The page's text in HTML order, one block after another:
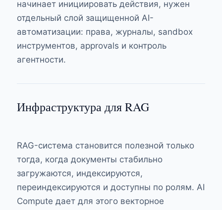
начинает инициировать действия, нужен
отдельный слой защищенной AI-
автоматизации: права, журналы, sandbox
инструментов, approvals и контроль
агентности.
Инфраструктура для RAG
RAG-система становится полезной только
тогда, когда документы стабильно
загружаются, индексируются,
переиндексируются и доступны по ролям. AI
Compute дает для этого векторное